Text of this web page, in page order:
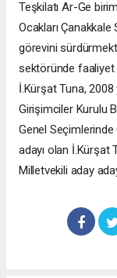
Teşkilatı Ar-Ge
Ocakları
görevini
sektöründe faaliyet
İ.Kürşat Tuna, 2008
Girişimciler Kurulu
Genel Seçimlerinde
adayı olan İ.Kürşat
Milletvekili aday